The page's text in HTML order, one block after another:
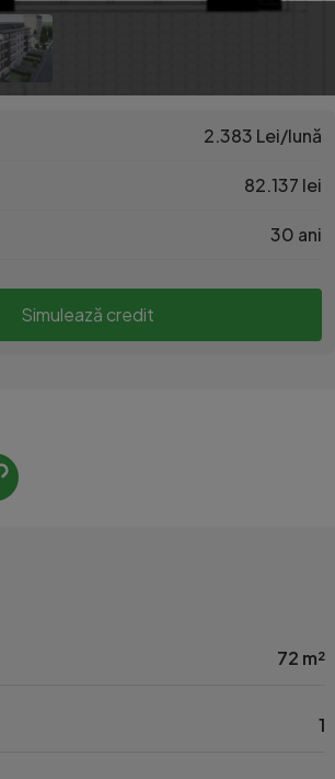
2.383 Lei/lună
82.137 lei
30 ani
Simulează credit
72 m²
1